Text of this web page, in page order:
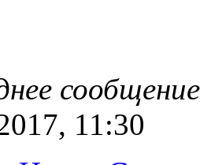
11:30